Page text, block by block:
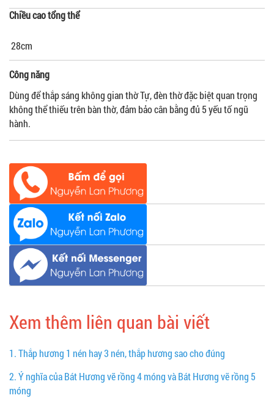
Chiều cao tổng thể
28cm
Công năng
Dùng để thắp sáng không gian thờ Tự, đèn thờ đặc biệt quan trọng
không thể thiếu trên bàn thờ, đảm bảo cân bằng đủ 5 yếu tố ngũ
hành.
Xem thêm liên quan bài viết
1.Thắp hương 1 nén hay 3 nén, thắp hương sao cho đúng
2.Ý nghĩa của Bát Hương vẽ rồng 4 móng và Bát Hương vẽ rồng 5
móng